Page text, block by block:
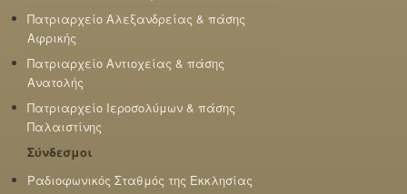
Πατριαρχείο Αλεξανδρείας & πάσης
Αφρικής
Πατριαρχείο Αντιοχείας & πάσης
Ανατολής
Πατριαρχείο Ιεροσολύμων & πάσης
Παλαιστίνης
Σύνδεσμοι
Ραδιοφωνικός Σταθμός της Εκκλησίας